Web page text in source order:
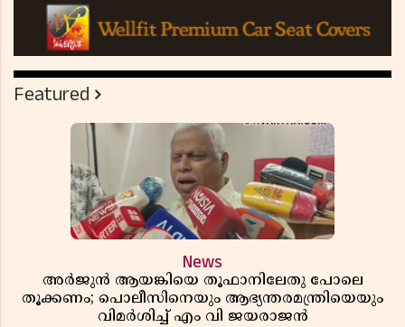
Featured
News
അർജുൻ ആയങ്കിയെ തൂഫാനിലേതു പോലെ
തൂക്കണം; പൊലീസിനെയും ആഭ്യന്തരമന്ത്രിയെയും
വിമർശിച്ച് എം വി ജയരാജൻ